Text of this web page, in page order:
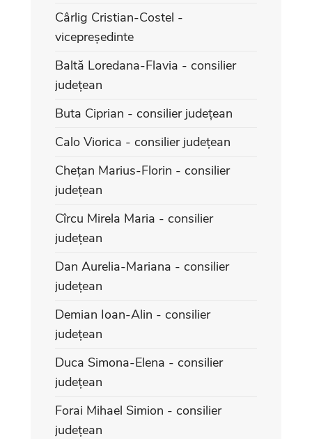
Cârlig Cristian-Costel -
vicepreședinte
Baltă Loredana-Flavia - consilier
județean
Buta Ciprian - consilier județean
Calo Viorica - consilier județean
Chețan Marius-Florin - consilier
județean
Cîrcu Mirela Maria - consilier
județean
Dan Aurelia-Mariana - consilier
județean
Demian Ioan-Alin - consilier
județean
Duca Simona-Elena - consilier
județean
Forai Mihael Simion - consilier
județean